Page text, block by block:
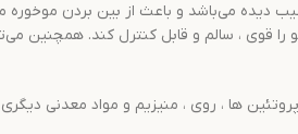
دیده می‌باشد و باعث از بین بردن
را قوی ، سالم و قابل کنترل کند. همچنین
ها ، روی ، منیزیم و مواد معدنی